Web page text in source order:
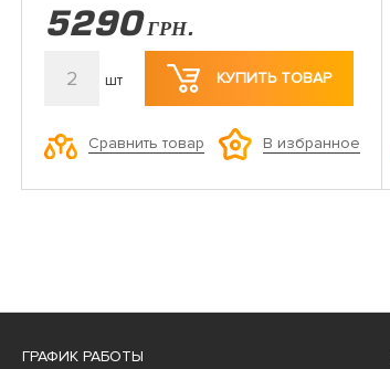
5290 ГРН.
2 шт КУПИТЬ ТОВАР
Сравнить товар В избранное
ГРАФИК РАБОТЫ